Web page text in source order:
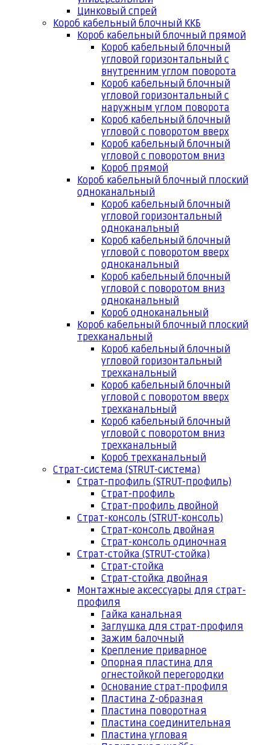
Цинковый спрей
Короб кабельный блочный ККБ
Короб кабельный блочный прямой
Короб кабельный блочный
угловой горизонтальный с
внутренним углом поворота
Короб кабельный блочный
угловой горизонтальный с
наружным углом поворота
Короб кабельный блочный
угловой с поворотом вверх
Короб кабельный блочный
угловой с поворотом вниз
Короб прямой
Короб кабельный блочный плоский
одноканальный
Короб кабельный блочный
угловой горизонтальный
одноканальный
Короб кабельный блочный
угловой с поворотом вверх
одноканальный
Короб кабельный блочный
угловой с поворотом вниз
одноканальный
Короб одноканальный
Короб кабельный блочный плоский
трехканальный
Короб кабельный блочный
угловой горизонтальный
трехканальный
Короб кабельный блочный
угловой с поворотом вверх
трехканальный
Короб кабельный блочный
угловой с поворотом вниз
трехканальный
Короб трехканальный
Страт-система (STRUT-система)
Страт-профиль (STRUT-профиль)
Страт-профиль
Страт-профиль двойной
Страт-консоль (STRUT-консоль)
Страт-консоль двойная
Страт-консоль одиночная
Страт-стойка (STRUT-стойка)
Страт-стойка
Страт-стойка двойная
Монтажные аксессуары для страт-
профиля
Гайка канальная
Заглушка для страт-профиля
Зажим балочный
Крепление приварное
Опорная пластина для
огнестойкой перегородки
Основание страт-профиля
Пластина Z-образная
Пластина поворотная
Пластина соединительная
Пластина угловая